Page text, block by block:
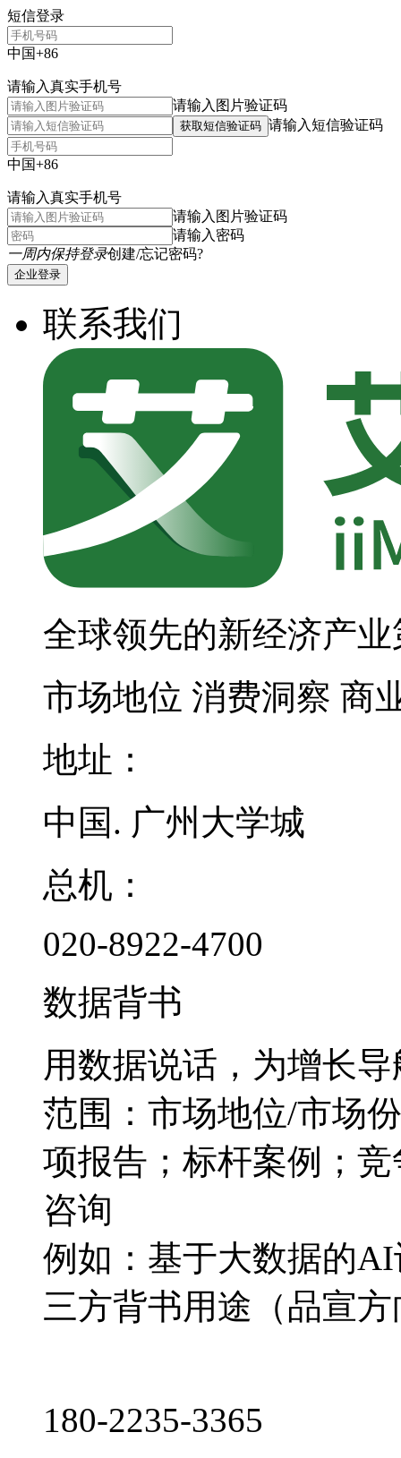
短信登录
中国+86
请输入真实手机号
请输入图片验证码
获取短信验证码 请输入短信验证码
中国+86
请输入真实手机号
请输入图片验证码
请输入密码
一周内保持登录创建/忘记密码?
企业登录
联系我们
全球领先的新经济产
市场地位 消费洞察 商
地址：
中国. 广州大学城
总机：
020-8922-4700
数据背书
用数据说话，为增长导
范围：市场地位/市场
项报告；标杆案例；
咨询
例如：基于大数据的
三方背书用途（品宣
180-2235-3365